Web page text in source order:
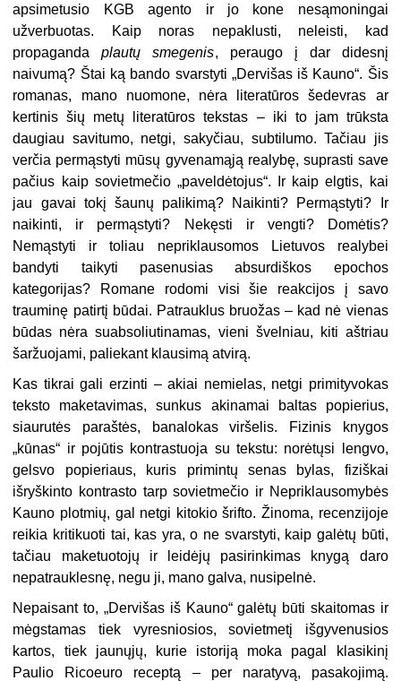
apsimetusio KGB agento ir jo kone nesąmoningai
užverbuotas. Kaip noras nepaklusti, neleisti, kad
propagandaplautų smegenis, peraugo į dar didesnį
naivumą? Štai ką bando svarstyti „Dervišas iš Kauno“. Šis
romanas, mano nuomone, nėra literatūros šedevras ar
kertinis šių metų literatūros tekstas – iki to jam trūksta
daugiau savitumo, netgi, sakyčiau, subtilumo. Tačiau jis
verčia permąstyti mūsų gyvenamąją realybę, suprasti save
pačius kaip sovietmečio „paveldėtojus“. Ir kaip elgtis, kai
jau gavai tokį šaunų palikimą? Naikinti? Permąstyti? Ir
naikinti, ir permąstyti? Nekęsti ir vengti? Domėtis?
Nemąstyti ir toliau nepriklausomos Lietuvos realybei
bandyti taikyti pasenusias absurdiškos epochos
kategorijas? Romane rodomi visi šie reakcijos į savo
trauminę patirtį būdai. Patrauklus bruožas – kad nė vienas
būdas nėra suabsoliutinamas, vieni švelniau, kiti aštriau
šaržuojami, paliekant klausimą atvirą.
Kas tikrai gali erzinti – akiai nemielas, netgi primityvokas
teksto maketavimas, sunkus akinamai baltas popierius,
siaurutės paraštės, banalokas viršelis. Fizinis knygos
„kūnas“ ir pojūtis kontrastuoja su tekstu: norėtųsi lengvo,
gelsvo popieriaus, kuris primintų senas bylas, fiziškai
išryškinto kontrasto tarp sovietmečio ir Nepriklausomybės
Kauno plotmių, gal netgi kitokio šrifto. Žinoma, recenzijoje
reikia kritikuoti tai, kas yra, o ne svarstyti, kaip galėtų būti,
tačiau maketuotojų ir leidėjų pasirinkimas knygą daro
nepatrauklesnę, negu ji, mano galva, nusipelnė.
Nepaisant to, „Dervišas iš Kauno“ galėtų būti skaitomas ir
mėgstamas tiek vyresniosios, sovietmetį išgyvenusios
kartos, tiek jaunųjų, kurie istoriją moka pagal klasikinį
Paulio Ricoeuro receptą – per naratyvą, pasakojimą.